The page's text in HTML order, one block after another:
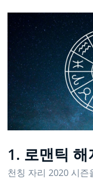
1. 로맨틱 해
천칭 자리 2020 시